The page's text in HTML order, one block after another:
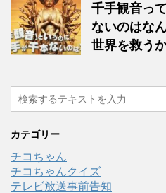
千手観音っ
ないのはな
世界を救う
カテゴリー
チコちゃん
チコちゃんクイズ
テレビ放送事前告知